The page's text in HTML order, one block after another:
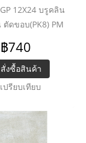
12X24 บรูคลิน
ดขอบ(PK8) PM
฿740
สั่งซื้อสินค้า
เปรียบเทียบ